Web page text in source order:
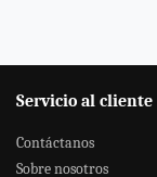
Servicio al cliente
Contáctanos
Sobre nosotros